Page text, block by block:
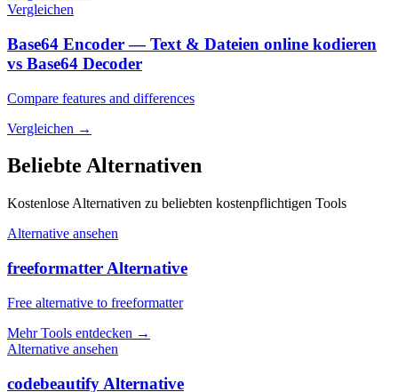
Vergleichen
Base64 Encoder — Text & Dateien online kodieren
vs Base64 Decoder
Compare features and differences
Vergleichen →
Beliebte Alternativen
Kostenlose Alternativen zu beliebten kostenpflichtigen Tools
Alternative ansehen
freeformatter Alternative
Free alternative to freeformatter
Mehr Tools entdecken →
Alternative ansehen
codebeautify Alternative